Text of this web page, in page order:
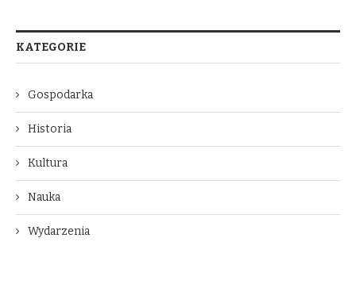
KATEGORIE
Gospodarka
Historia
Kultura
Nauka
Wydarzenia